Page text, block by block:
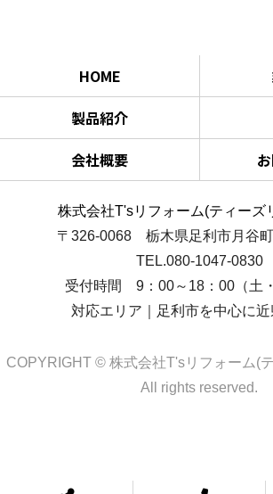
HOME
製品紹介
会社概要
株式会社T'sリフォーム(ティーズ
〒326-0068 栃木県足利市月谷
TEL.080-1047-0830
受付時間 9：00～18：00（土・
対応エリア｜足利市を中心に
COPYRIGHT © 株式会社T'sリフォーム(
All rights reserved.